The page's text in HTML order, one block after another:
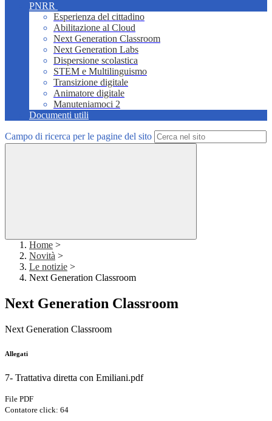
PNRR
Esperienza del cittadino
Abilitazione al Cloud
Next Generation Classroom
Next Generation Labs
Dispersione scolastica
STEM e Multilinguismo
Transizione digitale
Animatore digitale
Manuteniamoci 2
Documenti utili
Campo di ricerca per le pagine del sito
Home >
Novità >
Le notizie >
Next Generation Classroom
Next Generation Classroom
Next Generation Classroom
Allegati
7- Trattativa diretta con Emiliani.pdf
File PDF
Contatore click: 64